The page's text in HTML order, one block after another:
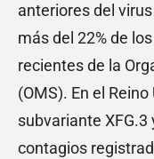
anteriores del
más del 22% de
recientes de la
(OMS). En el
subvariante XFG.3
contagios